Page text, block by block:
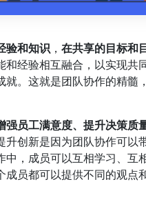
验和知识 ，在共享的目标和
经验相互融合，以实现共
。这就是团队协作的精髓
强员工满意度、提升决策质
创新是因为团队协作可以
，成员可以互相学习、互
员都可以提供不同的观点